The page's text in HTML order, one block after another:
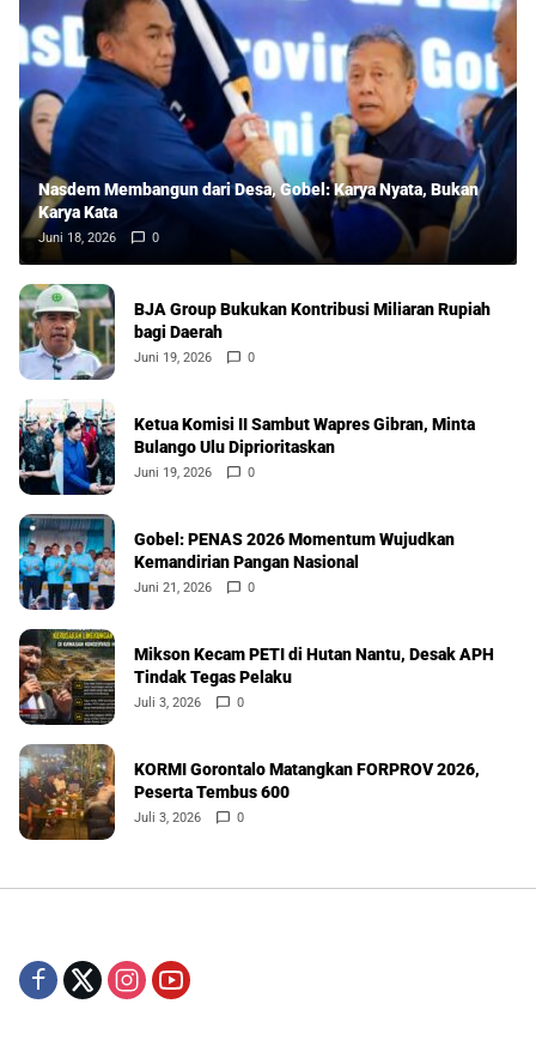
Nasdem Membangun dari Desa, Gobel: Karya Nyata, Bukan
Karya Kata
Juni 18, 2026 0
BJA Group Bukukan Kontribusi Miliaran Rupiah
bagi Daerah
Juni 19, 2026 0
Ketua Komisi II Sambut Wapres Gibran, Minta
Bulango Ulu Diprioritaskan
Juni 19, 2026 0
Gobel: PENAS 2026 Momentum Wujudkan
Kemandirian Pangan Nasional
Juni 21, 2026 0
Mikson Kecam PETI di Hutan Nantu, Desak APH
Tindak Tegas Pelaku
Juli 3, 2026 0
KORMI Gorontalo Matangkan FORPROV 2026,
Peserta Tembus 600
Juli 3, 2026 0